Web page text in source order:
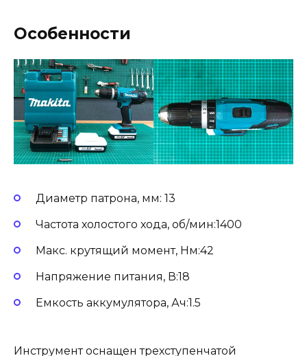
Особенности
Диаметр патрона, мм: 13
Частота холостого хода, об/мин:1400
Макс. крутящий момент, Нм:42
Напряжение питания, В:18
Емкость аккумулятора, Ач:1.5
Инструмент оснащен трехступенчатой